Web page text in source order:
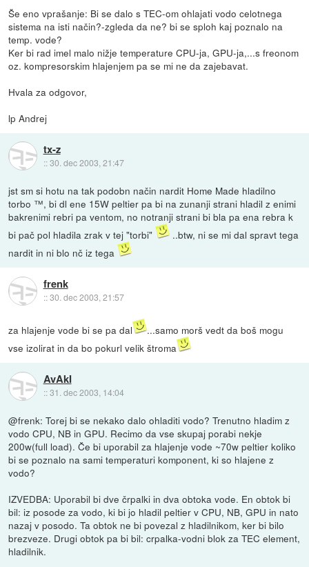
Še eno vprašanje: Bi se dalo s TEC-om ohlajati vodo celotnega
sistema na isti način?-zgleda da ne? bi se sploh kaj poznalo na
temp. vode?
Ker bi rad imel malo nižje temperature CPU-ja, GPU-ja,...s freonom
oz. kompresorskim hlajenjem pa se mi ne da zajebavat.
Hvala za odgovor,
lp Andrej
tx-z
::30. dec 2003, 21:47
jst sm si hotu na tak podobn način nardit Home Made hladilno
torbo ™, bi dl ene 15W peltier pa bi na zunanji strani hladil z enimi
bakrenimi rebri pa ventom, no notranji strani bi bla pa ena rebra k
bi pač pol hladila zrak v tej "torbi"
..btw, ni se mi dal spravt tega
nardit in ni blo nč iz tega
frenk
::30. dec 2003, 21:57
za hlajenje vode bi se pa dal
...samo morš vedt da boš mogu
vse izolirat in da bo pokurl velik štroma
AvAkI
::31. dec 2003, 14:04
@frenk: Torej bi se nekako dalo ohladiti vodo? Trenutno hladim z
vodo CPU, NB in GPU. Recimo da vse skupaj porabi nekje
200w(full load). Če bi uporabil za hlajenje vode ~70w peltier koliko
bi se poznalo na sami temperaturi komponent, ki so hlajene z
vodo?
IZVEDBA: Uporabil bi dve črpalki in dva obtoka vode. En obtok bi
bil: iz posode za vodo, ki bi jo hladil peltier v CPU, NB, GPU in nato
nazaj v posodo. Ta obtok ne bi povezal z hladilnikom, ker bi bilo
brezveze. Drugi obtok pa bi bil: crpalka-vodni blok za TEC element,
hladilnik.